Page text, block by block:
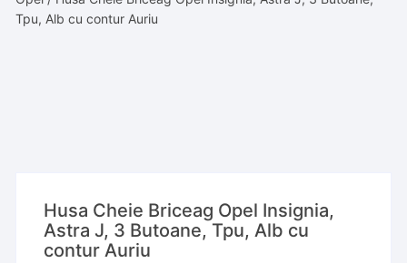
Tpu, Alb cu contur Auriu
Husa Cheie Briceag Opel Insignia,
Astra J, 3 Butoane, Tpu, Alb cu
contur Auriu